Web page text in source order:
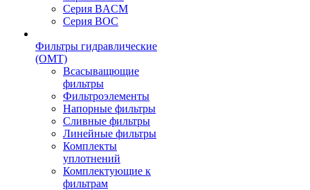
Серия BACM
Серия BOC
Фильтры гидравлические
(OMT)
Всасыващющие
фильтры
Фильтроэлементы
Напорные фильтры
Сливные фильтры
Линейные фильтры
Комплекты
уплотнений
Комплектующие к
фильтрам